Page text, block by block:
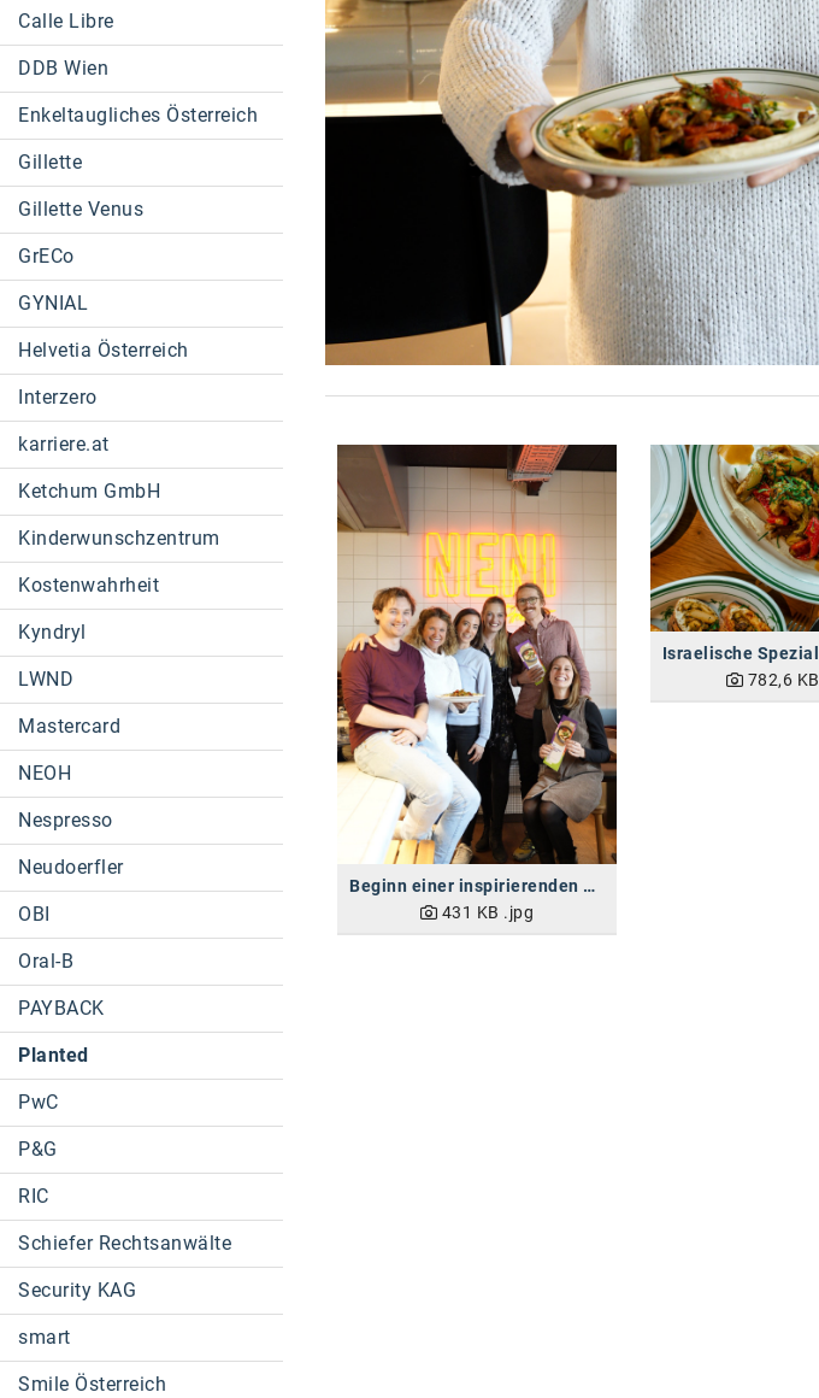
Calle Libre
DDB Wien
Enkeltaugliches Österreich
Gillette
Gillette Venus
GrECo
GYNIAL
Helvetia Österreich
Interzero
karriere.at
Ketchum GmbH
Kinderwunschzentrum
Kostenwahrheit
Kyndryl
LWND
Mastercard
NEOH
Nespresso
Neudoerfler
OBI
Oral-B
PAYBACK
Planted
PwC
P&G
RIC
Schiefer Rechtsanwälte
Security KAG
smart
Smile Österreich
Beginn einer inspirierenden Partnerschaft
431 KB .jpg
782,6 KB